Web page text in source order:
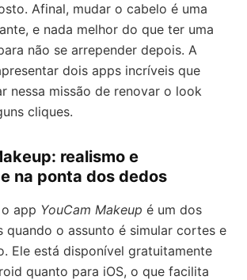
Afinal, mudar o cabelo é uma
e nada melhor do que ter uma
não se arrepender depois. A
dois apps incríveis que
nessa missão de renovar o look
cliques.
realismo e
na ponta dos dedos
app YouCam Makeup é um dos
quando o assunto é simular cortes e
Ele está disponível gratuitamente
quanto para iOS, o que facilita